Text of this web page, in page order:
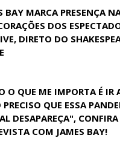
BAY MARCA PRESENÇA
DOS
DIRETO DO
O QUE ME IMPORTA É IR
PRECISO QUE ESSA
DESAPAREÇA",
COM JAMES BAY!